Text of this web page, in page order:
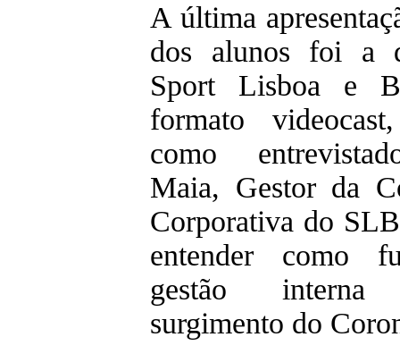
A última
dos alunos foi a
Sport Lisboa e
formato
como
Maia, Gestor da
Corporativa do
entender como
gestão
surgimento do